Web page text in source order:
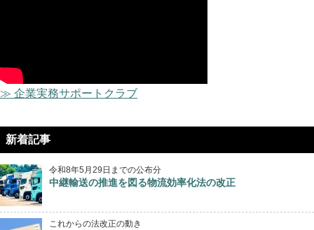
≫ 企業実務サポートクラブ
新着記事
令和8年5月29日までの公布分
中継輸送の推進を図る物流効率化法の改正
これからの法改正の動き